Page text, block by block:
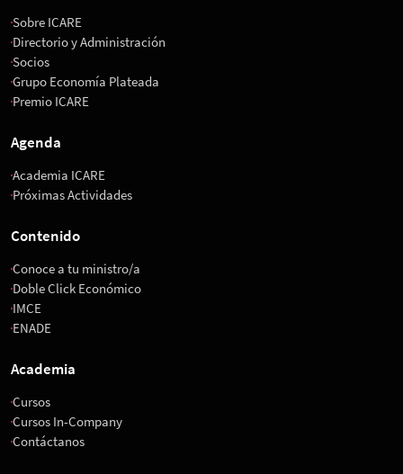
Sobre ICARE
Directorio y Administración
Socios
Grupo Economía Plateada
Premio ICARE
Agenda
Academia ICARE
Próximas Actividades
Contenido
Conoce a tu ministro/a
Doble Click Económico
IMCE
ENADE
Academia
Cursos
Cursos In-Company
Contáctanos